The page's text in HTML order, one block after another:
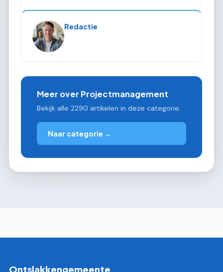
Redactie
Meer over Projectmanagement
Bekijk alle 2290 artikelen in deze categorie.
Naar categorie →
Ontslakkengemeente